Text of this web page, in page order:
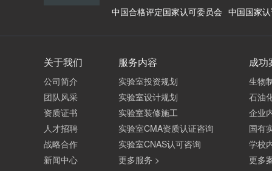
中国合格评定国家认可委员会 中国国家
关于我们
公司简介
团队风采
资质证书
人才招聘
战略合作
新闻中心
服务内容
实验室投资规划
实验室设计规划
实验室装修施工
实验室CMA资质认证咨询
实验室CNAS认可咨询
更多服务 >
成功
生物
石油
企业
国有
学校
更多